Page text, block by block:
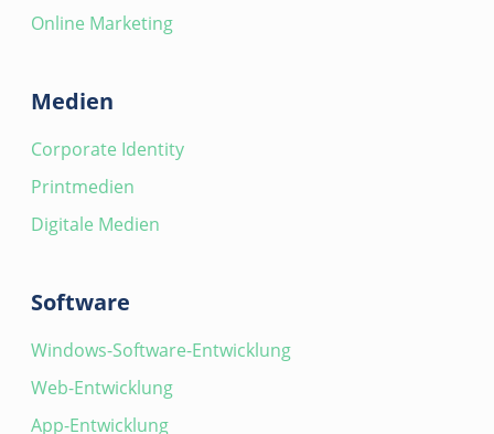
Online Marketing
Medien
Corporate Identity
Printmedien
Digitale Medien
Software
Windows-Software-Entwicklung
Web-Entwicklung
App-Entwicklung